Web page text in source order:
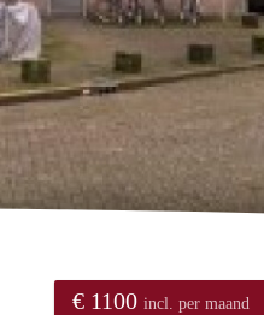
€ 1100 incl. per maand